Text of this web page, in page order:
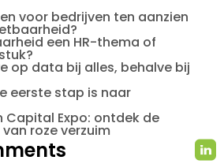
voor bedrijven ten aanzien
een HR-thema of
op data bij alles, behalve bij
eerste stap is naar
Capital Expo: ontdek de
roze verzuim